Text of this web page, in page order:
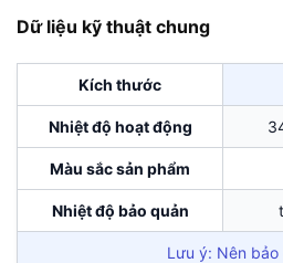
Dữ liệu kỹ thuật chung
Kích thước
Nhiệt độ hoạt động
Màu sắc sản phẩm
Nhiệt độ bảo quản
Lưu ý: Nên